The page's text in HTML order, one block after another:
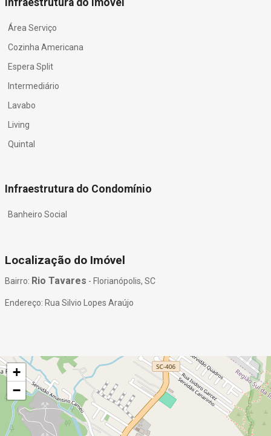
Área Serviço
Cozinha Americana
Espera Split
Intermediário
Lavabo
Living
Quintal
Infraestrutura do Condomínio
Banheiro Social
Localização do Imóvel
Bairro: Rio Tavares - Florianópolis, SC
Endereço: Rua Silvio Lopes Araújo
+
−